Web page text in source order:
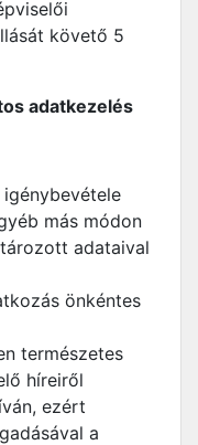
követő 5
adatkezelés
más módon
adataival
önkéntes
természetes
híreiről
ezért
a